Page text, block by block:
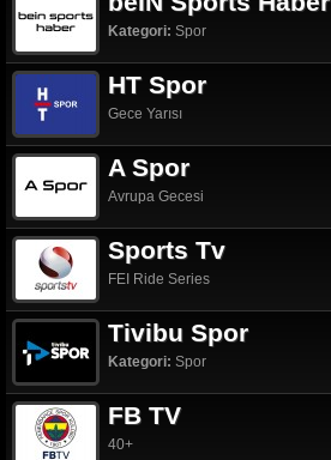
Kategori: Spor
HT Spor
Gece Yarısı
A Spor
Avrupa Gecesi
Sports Tv
FEI Ride Series
Tivibu Spor
Kategori: Spor
FB TV
40+